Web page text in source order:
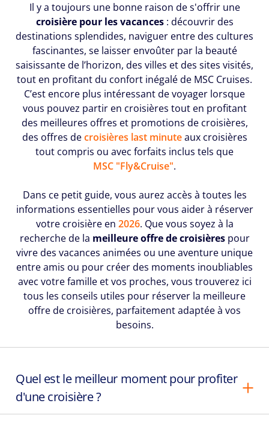
Il y a toujours une bonne raison de s'offrir une
croisière pour les vacances: découvrir des
destinations splendides, naviguer entre des cultures
fascinantes, se laisser envoûter par la beauté
saisissante de l’horizon, des villes et des sites visités,
tout en profitant du confort inégalé de MSC Cruises.
C’est encore plus intéressant de voyager lorsque
vous pouvez partir en croisières tout en profitant
des meilleures offres et promotions de croisières,
des offres decroisières last minuteaux croisières
tout compris ou avec forfaits inclus tels que
MSC "Fly&Cruise".
Dans ce petit guide, vous aurez accès à toutes les
informations essentielles pour vous aider à réserver
votre croisière en 2026. Que vous soyez à la
recherche de la meilleure offre de croisièrespour
vivre des vacances animées ou une aventure unique
entre amis ou pour créer des moments inoubliables
avec votre famille et vos proches, vous trouverez ici
tous les conseils utiles pour réserver la meilleure
offre de croisières, parfaitement adaptée à vos
besoins.
Quel est le meilleur moment pour profiter
d'une croisière ?